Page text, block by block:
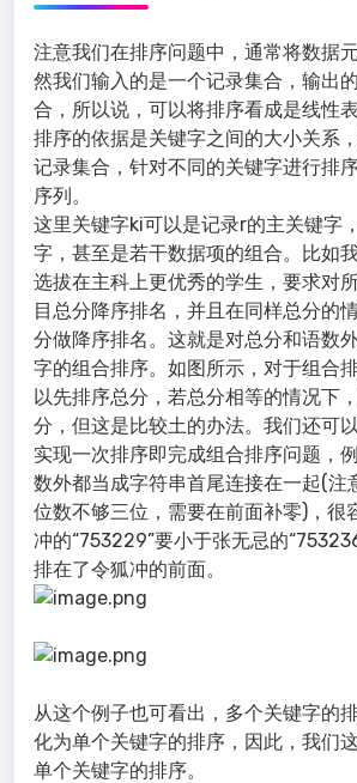
注意我们在排序问题中，通常将数据
然我们输入的是一个记录集合，输出
合，所以说，可以将排序看成是线性
排序的依据是关键字之间的大小关系
记录集合，针对不同的关键字进行排
序列。
这里关键字ki可以是记录r的主关键字
字，甚至是若干数据项的组合。比如
选拔在主科上更优秀的学生，要求对
目总分降序排名，并且在同样总分的
分做降序排名。这就是对总分和语数
字的组合排序。如图所示，对于组合
以先排序总分，若总分相等的情况下
分，但这是比较土的办法。我们还可
实现一次排序即完成组合排序问题，
数外都当成字符串首尾连接在一起(注
位数不够三位，需要在前面补零)，很
冲的“753229”要小于张无忌的
排在了令狐冲的前面。
从这个例子也可看出，多个关键字的
化为单个关键字的排序，因此，我们
单个关键字的排序。